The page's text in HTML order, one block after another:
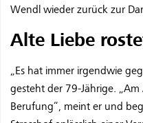
Wendl wieder zurück zur
Alte Liebe
„Es hat immer irgendwie
gesteht der 79-Jährige.
Berufung“, meint er und